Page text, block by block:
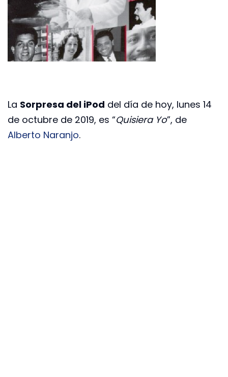
La Sorpresa del iPod del día de hoy, lunes 14
de octubre de 2019, es “Quisiera Yo”, de
Alberto Naranjo.